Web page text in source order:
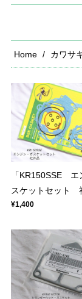
Home カワサ
「KR150SSE エ
スケットセット
¥1,400